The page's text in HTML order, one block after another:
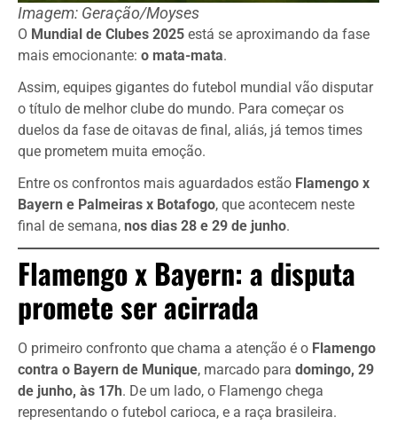
Imagem: Geração/Moyses
O Mundial de Clubes 2025 está se aproximando da fase
mais emocionante: o mata-mata.
Assim, equipes gigantes do futebol mundial vão disputar
o título de melhor clube do mundo. Para começar os
duelos da fase de oitavas de final, aliás, já temos times
que prometem muita emoção.
Entre os confrontos mais aguardados estão Flamengo x
Bayern e Palmeiras x Botafogo, que acontecem neste
final de semana, nos dias 28 e 29 de junho.
Flamengo x Bayern: a disputa
promete ser acirrada
O primeiro confronto que chama a atenção é o Flamengo
contra o Bayern de Munique, marcado para domingo, 29
de junho, às 17h. De um lado, o Flamengo chega
representando o futebol carioca, e a raça brasileira.